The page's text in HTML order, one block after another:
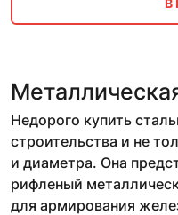
Недорого купить
строительства и не
и диаметра. Она
рифленый
для армирования